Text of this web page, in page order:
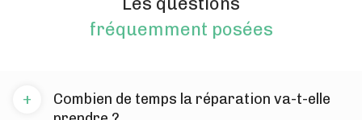
fréquemment posées
Combien de temps la réparation va-t-elle
+